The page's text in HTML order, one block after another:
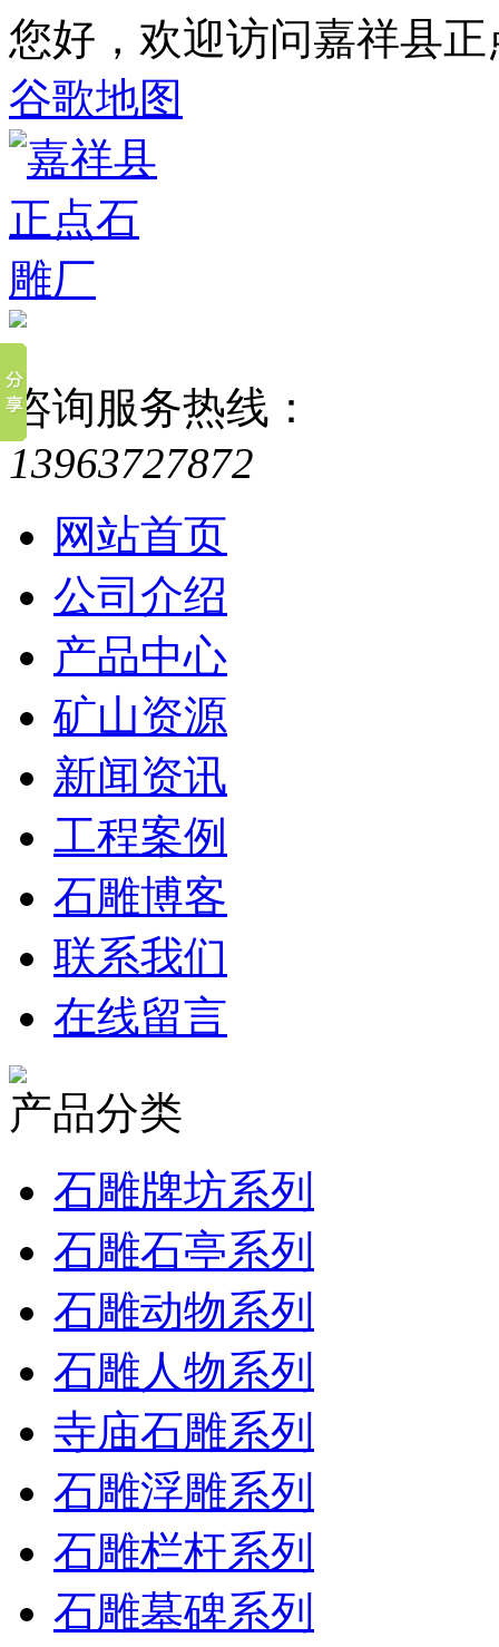
您好，欢迎访问嘉祥县
谷歌地图
咨询服务热线：
13963727872
网站首页
公司介绍
产品中心
矿山资源
新闻资讯
工程案例
石雕博客
联系我们
在线留言
产品分类
石雕牌坊系列
石雕石亭系列
石雕动物系列
石雕人物系列
寺庙石雕系列
石雕浮雕系列
石雕栏杆系列
石雕墓碑系列